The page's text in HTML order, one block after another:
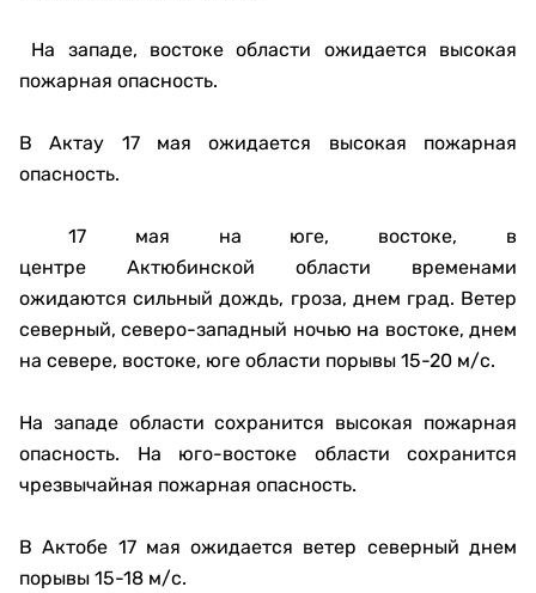
На западе, востоке области ожидается высокая
пожарная опасность.
В Актау 17 мая ожидается высокая пожарная
опасность.
17 мая на юге, востоке, в
центре Актюбинской области временами
ожидаются сильный дождь, гроза, днем град. Ветер
северный, северо-западный ночью на востоке, днем
на севере, востоке, юге области порывы 15-20 м/с.
На западе области сохранится высокая пожарная
опасность. На юго-востоке области сохранится
чрезвычайная пожарная опасность.
В Актобе 17 мая ожидается ветер северный днем
порывы 15-18 м/с.